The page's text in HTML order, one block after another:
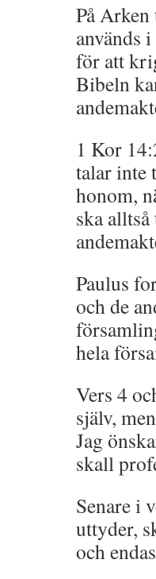
På
används
för att
Bibeln
1 Kor
talar inte
honom,
ska
Paulus
och de
hela
Vers 4
själv,
Jag
skall
Senare i
uttyder,
och